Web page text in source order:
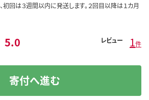
初回は３週間以内に発送します。２回目以降は１カ月
5.0 レビュー 1件
寄付へ進む